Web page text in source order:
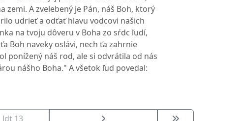
zemi. A zvelebený je Pán, náš Boh, ktorý
udrieť a odťať hlavu vodcovi našich
na tvoju dôveru v Boha zo sŕdc ľudí,
Boh naveky oslávi, nech ťa zahrnie
ponížený náš rod, ale si odvrátila od nás
nášho Boha." A všetok ľud povedal:
Jdt 13